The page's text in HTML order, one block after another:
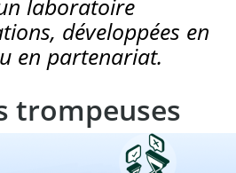
laboratoire
développées en
en partenariat.
trompeuses